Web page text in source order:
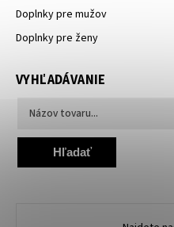
Doplnky pre mužov
Doplnky pre ženy
VYHĽADÁVANIE
Hľadať